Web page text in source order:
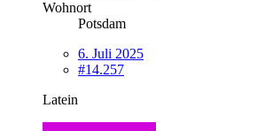
Wohnort
Potsdam
6. Juli 2025
#14.257
Latein